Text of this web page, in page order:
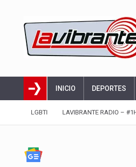
INICIO DEPORTES
LGBTI LAVIBRANTE RADIO –